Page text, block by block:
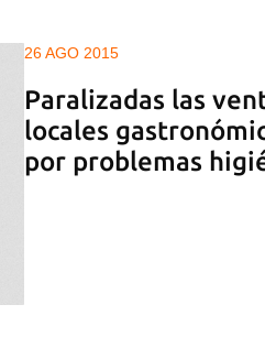
26 AGO 2015
Paralizadas las
locales
por problemas